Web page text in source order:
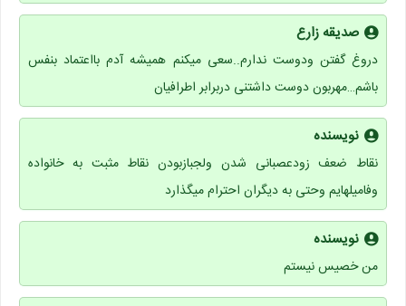
صدیقه زارع
دروغ گفتن ودوست ندارم..سعی میکنم همیشه آدم بااعتماد بنفس
باشم…مهربون دوست داشتنی دربرابر اطرافیان
نویسنده
نقاط ضعف زودعصبانی شدن ولجبازبودن نقاط مثبت به خانواده
وفامیلهایم وحتی به دیگران احترام میگذارد
نویسنده
من خصیس نیستم